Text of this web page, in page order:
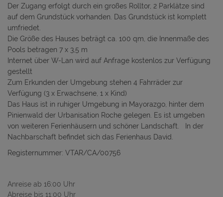
Der Zugang erfolgt durch ein großes Rolltor, 2 Parklätze sind
auf dem Grundstück vorhanden. Das Grundstück ist komplett
umfriedet.
Die Größe des Hauses beträgt ca. 100 qm, die Innenmaße des
Pools betragen 7 x 3,5 m
Internet über W-Lan wird auf Anfrage kostenlos zur Verfügung
gestellt
Zum Erkunden der Umgebung stehen 4 Fahrräder zur
Verfügung (3 x Erwachsene, 1 x Kind)
Das Haus ist in ruhiger Umgebung in Mayorazgo, hinter dem
Pinienwald der Urbanisation Roche gelegen. Es ist umgeben
von weiteren Ferienhäusern und schöner Landschaft. In der
Nachbarschaft befindet sich das Ferienhaus David.
Registernummer: VTAR/CA/00756
Anreise ab 16:00 Uhr
Abreise bis 11:00 Uhr